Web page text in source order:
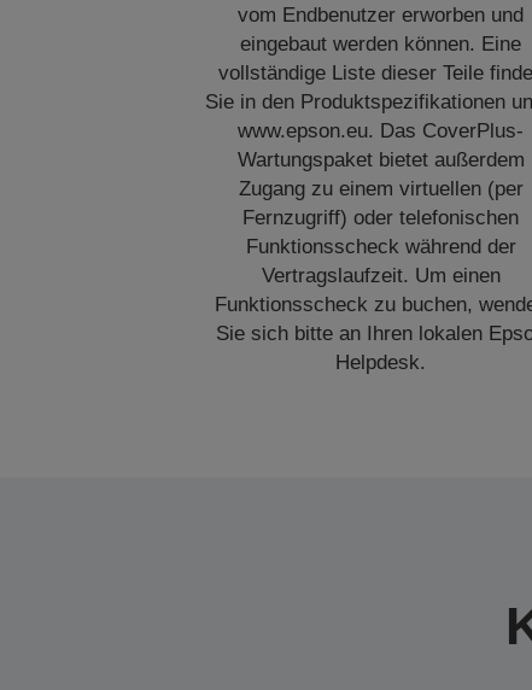
vom Endbenutzer erworben und
eingebaut werden können. Eine
vollständige Liste dieser Teile
Sie in den Produktspezifikationen
www.epson.eu. Das CoverPlus-
Wartungspaket bietet außerdem
Zugang zu einem virtuellen (per
Fernzugriff) oder telefonischen
Funktionsscheck während der
Vertragslaufzeit. Um einen
Funktionsscheck zu buchen,
Sie sich bitte an Ihren lokalen
Helpdesk.